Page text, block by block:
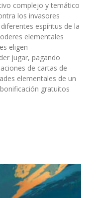
complejo y temático
los invasores
espíritus de la
elementales
eligen
jugar, pagando
de cartas de
elementales de un
gratuitos